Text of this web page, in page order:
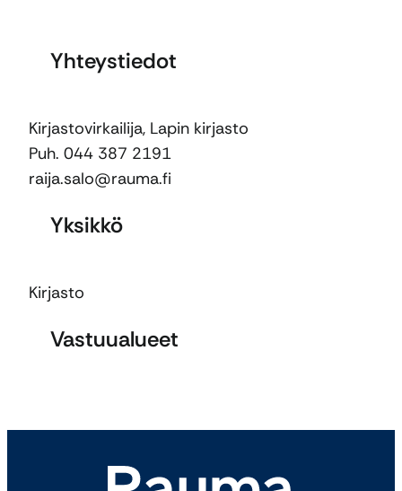
Yhteystiedot
Kirjastovirkailija, Lapin kirjasto
Puh. 044 387 2191
raija.salo@rauma.fi
Yksikkö
Kirjasto
Vastuualueet